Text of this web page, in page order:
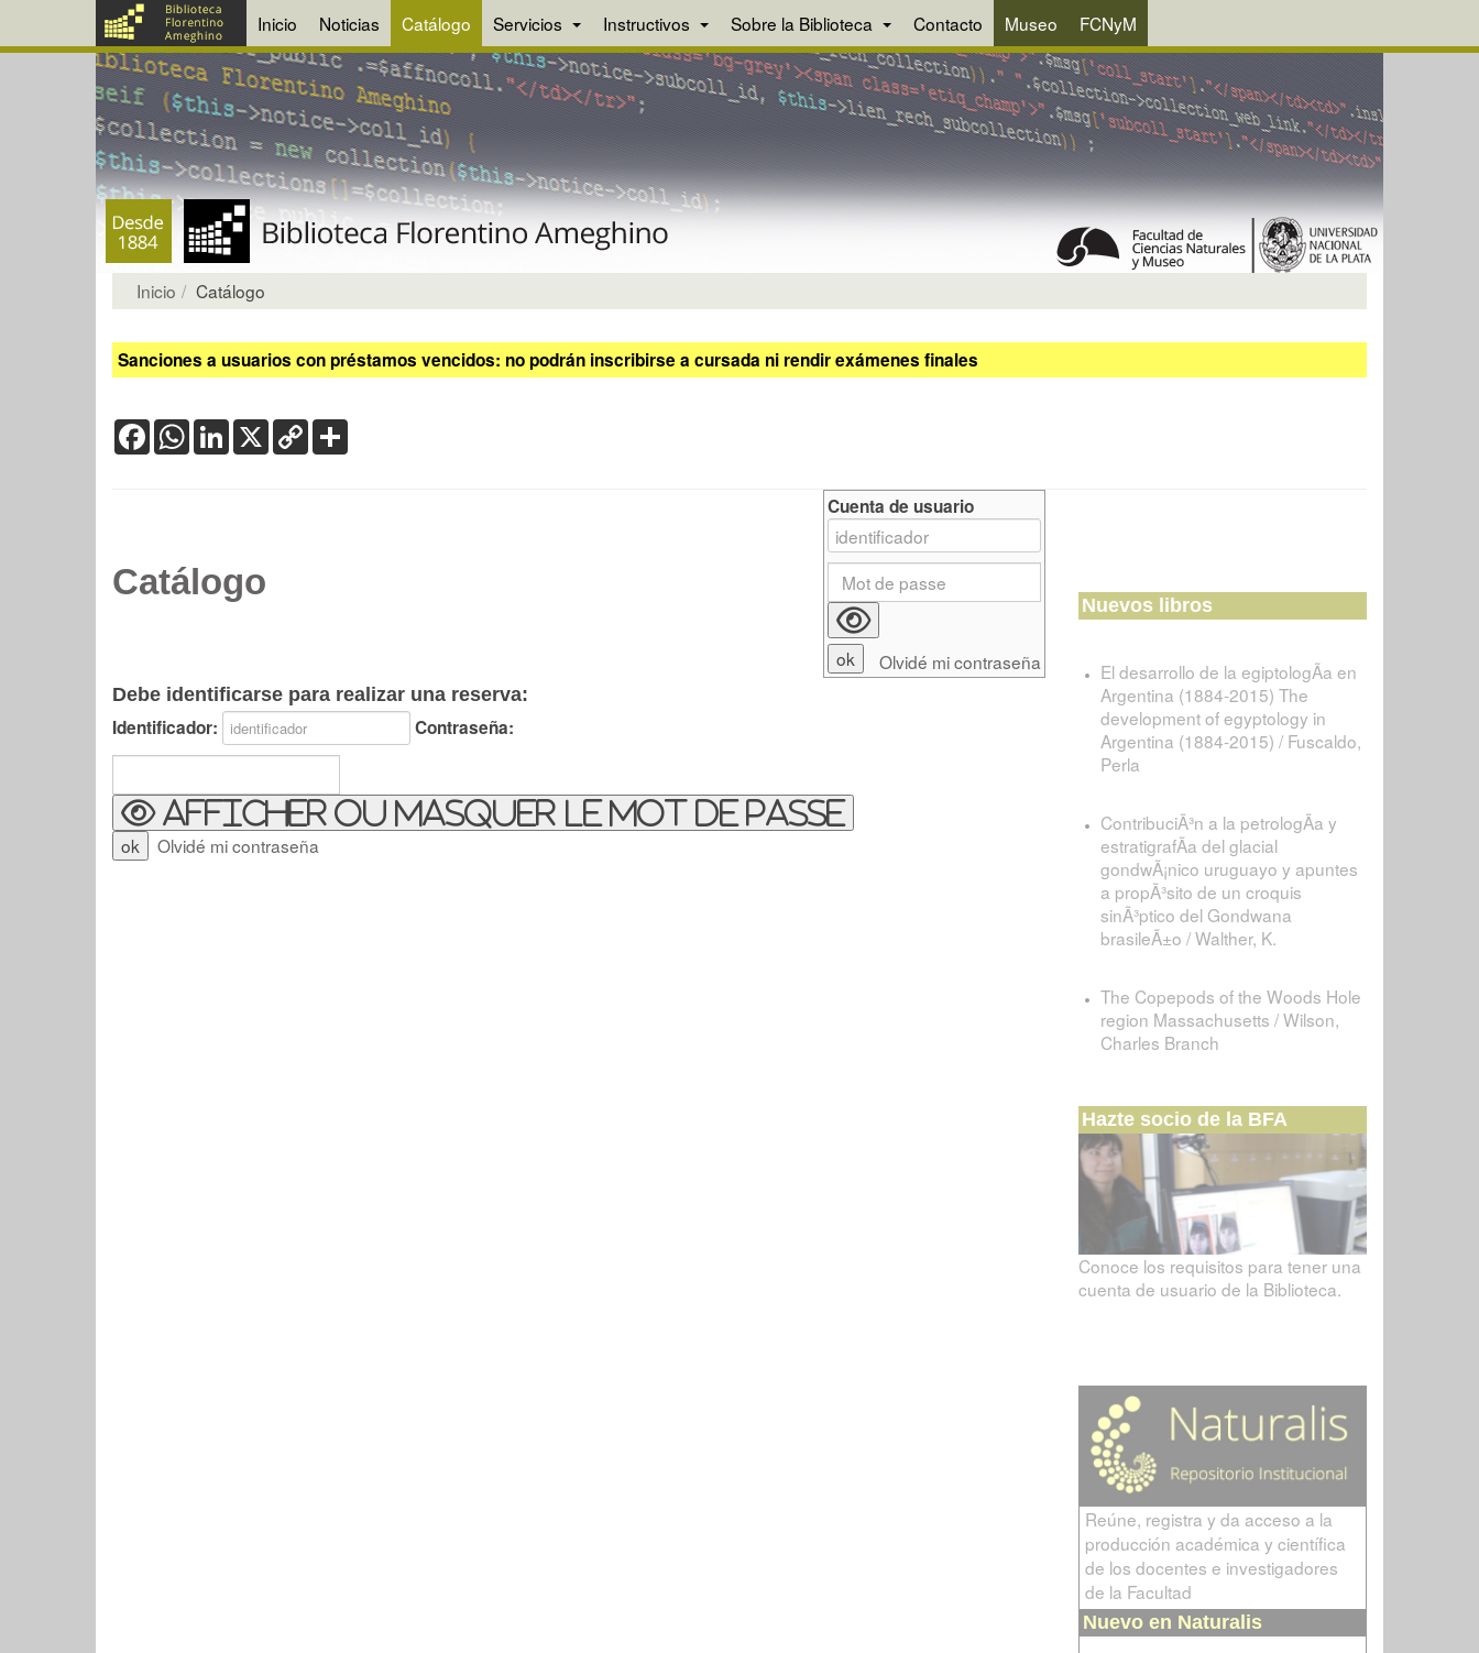
Inicio Noticias Catálogo Servicios Instructivos Sobre la Biblioteca Contacto Museo FCNyM
Inicio Catálogo
Sanciones a usuarios con préstamos vencidos: no podrán inscribirse a cursada ni rendir exámenes finales
FacebookWhatsApp
LinkedIn
X Copy
Link
Catálogo
Debe identificarse para realizar una reserva:
Identificador: Contraseña:
Afficher ou masquer le mot de passe
Olvidé mi contraseña
Cuenta de usuario
Olvidé mi contraseña
Nuevos libros
El desarrollo de la egiptologÃ­a en
Argentina (1884-2015) The
development of egyptology in
Argentina (1884-2015) / Fuscaldo,
Perla
ContribuciÃ³n a la petrologÃ­a y
estratigrafÃ­a del glacial
gondwÃ¡nico uruguayo y apuntes
a propÃ³sito de un croquis
sinÃ³ptico del Gondwana
brasileÃ±o / Walther, K.
The Copepods of the Woods Hole
region Massachusetts / Wilson,
Charles Branch
Hazte socio de la BFA
Conoce los requisitos para tener una
cuenta de usuario de la Biblioteca.
Reúne, registra y da acceso a la
producción académica y científica
de los docentes e investigadores
de la Facultad
Nuevo en Naturalis